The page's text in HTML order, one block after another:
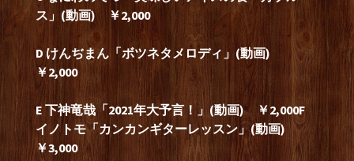
ス」(動画) ￥2,000
D けんぢまん「ボツネタメロディ」(動画)
￥2,000
E 下神竜哉「2021年大予言！」(動画) ￥2,000F
イノトモ「カンカンギターレッスン」(動画)
￥3,000